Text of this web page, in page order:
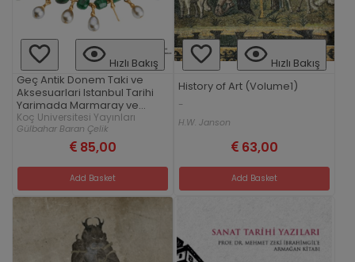
Hızlı Bakış
Geç Antik Donem Taki ve
Aksesuarlari Istanbul Tarihi
Yarimada Marmaray ve
Metro Kazi Buluntulari
Koç Universitesi Yayınları
Gülbahar Baran Çelik
85,00
Add Basket
Hızlı Bakış
History of Art (Volume1)
-
H.W. Janson
63,00
Add Basket